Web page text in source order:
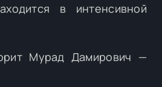
в интенсивной
Мурад Дамирович —